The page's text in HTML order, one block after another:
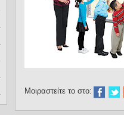
Μοιραστείτε το στο: